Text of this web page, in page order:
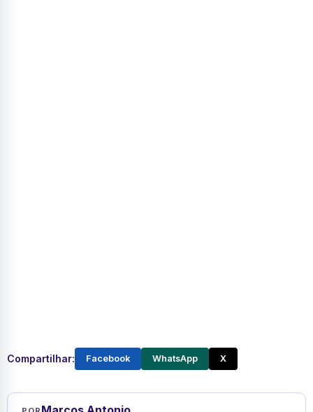
Compartilhar: Facebook WhatsApp X